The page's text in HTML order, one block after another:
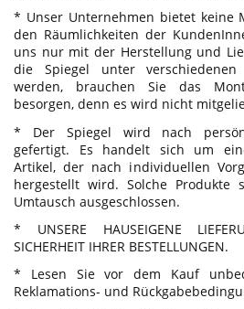
* Unser Unternehmen bietet keine
den Räumlichkeiten der
uns nur mit der Herstellung und
die Spiegel unter
werden, brauchen Sie das
besorgen, denn es wird nicht
* Der Spiegel wird nach
gefertigt. Es handelt sich um
Artikel, der nach individuellen
hergestellt wird. Solche Produkte
Umtausch ausgeschlossen.
* UNSERE HAUSEIGENE
SICHERHEIT IHRER BESTELLUNGEN.
* Lesen Sie vor dem Kauf
Reklamations- und